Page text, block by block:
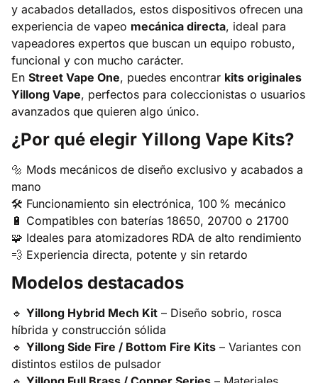
y acabados detallados, estos dispositivos ofrecen una
experiencia de vapeo mecánica directa, ideal para
vapeadores expertos que buscan un equipo robusto,
funcional y con mucho carácter.
En Street Vape One, puedes encontrar kits originales
Yillong Vape, perfectos para coleccionistas o usuarios
avanzados que quieren algo único.
¿Por qué elegir Yillong Vape Kits?
🔩 Mods mecánicos de diseño exclusivo y acabados a
mano
🛠️ Funcionamiento sin electrónica, 100 % mecánico
🔋 Compatibles con baterías 18650, 20700 o 21700
🧩 Ideales para atomizadores RDA de alto rendimiento
💨 Experiencia directa, potente y sin retardo
Modelos destacados
🔹 Yillong Hybrid Mech Kit – Diseño sobrio, rosca
híbrida y construcción sólida
🔹 Yillong Side Fire / Bottom Fire Kits – Variantes con
distintos estilos de pulsador